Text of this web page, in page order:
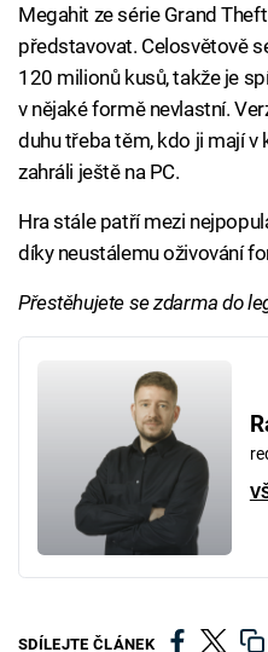
Megahit ze série Grand
představovat. Celosvětově
120 milionů kusů, takže je
v nějaké formě nevlastní.
duhu třeba těm, kdo ji mají v
zahráli ještě na PC.
Hra stále patří mezi
díky neustálemu oživování
Přestěhujete se zdarma do
SDÍLEJTE ČLÁNEK